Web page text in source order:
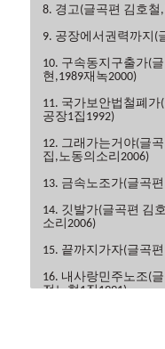
8. 경고(글곡편 김호철
9. 공장에서권력까지(
10. 구속동지구출가(
현,1989재녹2000)
11. 국가보안법철폐
공장1집1992)
12. 그래가는거야(글
집,노동의소리2006)
13. 금속노조가(글곡
14. 깃발가(글곡편 김
소리2006)
15. 끝까지가자(글곡
16. 내사랑민주노조(
전노협1집1991)